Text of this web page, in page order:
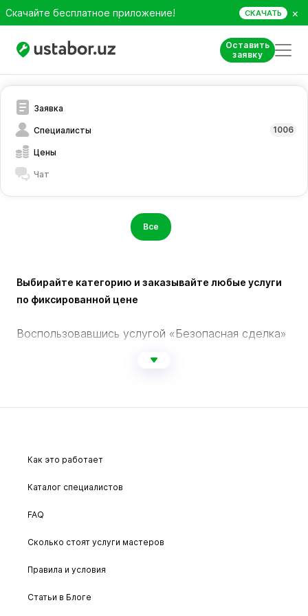
Скачайте бесплатное приложение! СКАЧАТЬ ×
Оставить
заявку
Заявка
Специалисты 1006
Цены
Чат
Все
Выбирайте категорию и заказывайте любые услуги
по фиксированной цене
Воспользовавшись услугой «Безопасная сделка»
лишь после того, как вы подтвердите, что услуга
Смотрите в «Подробнее» какие работы включены
Как это работает
Каталог специалистов
FAQ
Сколько стоят услуги мастеров
Правила и условия
Статьи в Блоге